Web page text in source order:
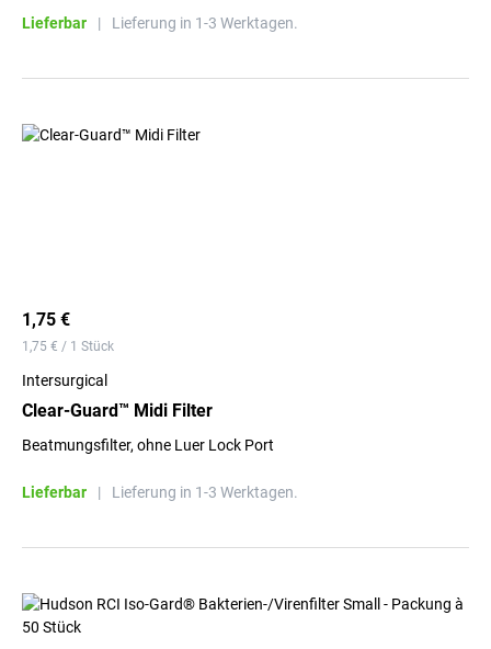
Lieferbar | Lieferung in 1-3 Werktagen.
1,75 €
1,75 € / 1 Stück
Intersurgical
Clear-Guard™ Midi Filter
Beatmungsfilter, ohne Luer Lock Port
Lieferbar | Lieferung in 1-3 Werktagen.